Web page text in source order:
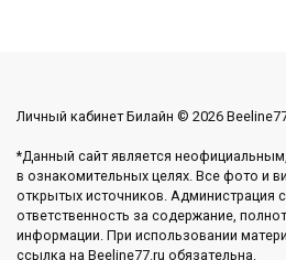
Личный кабинет Билайн © 2026
*Данный сайт является
в ознакомительных целях. Все фото и
открытых источников. Администрация
ответственность за содержание,
информации. При использовании
ссылка на Beeline77.ru обязательна.